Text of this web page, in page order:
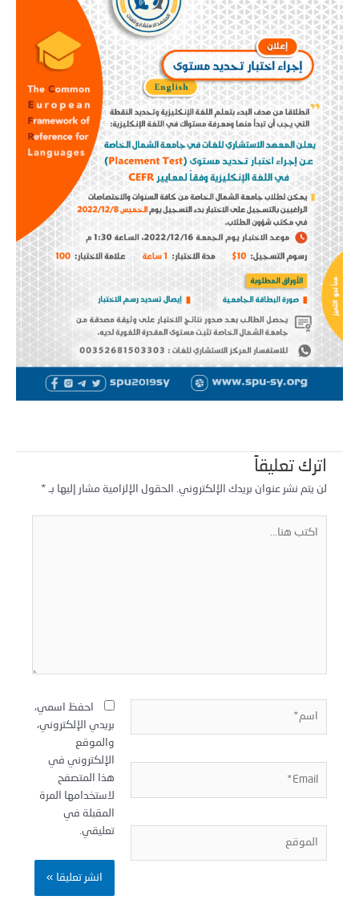
اترك تعليقاً
لن يتم نشر عنوان بريدك الإلكتروني. الحقول الإلزامية مشار إليها بـ
احفظ اسمي،
بريدي الإلكتروني،
والموقع
الإلكتروني في
هذا المتصفح
لاستخدامها المرة
المقبلة في
تعليقي.